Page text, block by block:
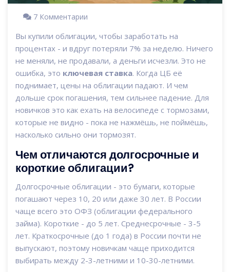
7 Комментарии
Вы купили облигации, чтобы заработать на
процентах - и вдруг потеряли 7% за неделю. Ничего
не меняли, не продавали, а деньги исчезли. Это не
ошибка, это ключевая ставка. Когда ЦБ её
поднимает, цены на облигации падают. И чем
дольше срок погашения, тем сильнее падение. Для
новичков это как ехать на велосипеде с тормозами,
которые не видно - пока не нажмёшь, не поймёшь,
насколько сильно они тормозят.
Чем отличаются долгосрочные и
короткие облигации?
Долгосрочные облигации - это бумаги, которые
погашают через 10, 20 или даже 30 лет. В России
чаще всего это ОФЗ (облигации федерального
займа). Короткие - до 5 лет. Среднесрочные - 3-5
лет. Краткосрочные (до 1 года) в России почти не
выпускают, поэтому новичкам чаще приходится
выбирать между 2-3-летними и 10-30-летними.